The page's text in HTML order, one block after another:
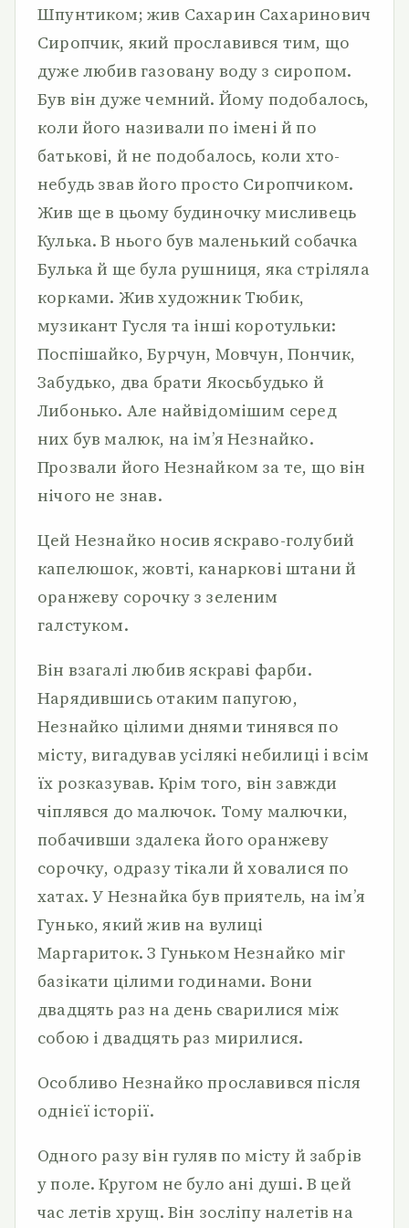
Шпунтиком; жив Сахарин Сахаринович
Сиропчик, який прославився тим, що
дуже любив газовану воду з сиропом.
Був він дуже чемний. Йому подобалось,
коли його називали по імені й по
батькові, й не подобалось, коли хто-
небудь звав його просто Сиропчиком.
Жив ще в цьому будиночку мисливець
Кулька. В нього був маленький собачка
Булька й ще була рушниця, яка стріляла
корками. Жив художник Тюбик,
музикант Гусля та інші коротульки:
Поспішайко, Бурчун, Мовчун, Пончик,
Забудько, два брати Якосьбудько й
Либонько. Але найвідомішим серед
них був малюк, на ім’я Незнайко.
Прозвали його Незнайком за те, що він
нічого не знав.
Цей Незнайко носив яскраво-голубий
капелюшок, жовті, канаркові штани й
оранжеву сорочку з зеленим
галстуком.
Він взагалі любив яскраві фарби.
Нарядившись отаким папугою,
Незнайко цілими днями тинявся по
місту, вигадував усілякі небилиці і всім
їх розказував. Крім того, він завжди
чіплявся до малючок. Тому малючки,
побачивши здалека його оранжеву
сорочку, одразу тікали й ховалися по
хатах. У Незнайка був приятель, на ім’я
Гунько, який жив на вулиці
Маргариток. З Гуньком Незнайко міг
базікати цілими годинами. Вони
двадцять раз на день сварилися між
собою і двадцять раз мирилися.
Особливо Незнайко прославився після
однієї історії.
Одного разу він гуляв по місту й забрів
у поле. Кругом не було ані душі. В цей
час летів хрущ. Він зосліпу налетів на